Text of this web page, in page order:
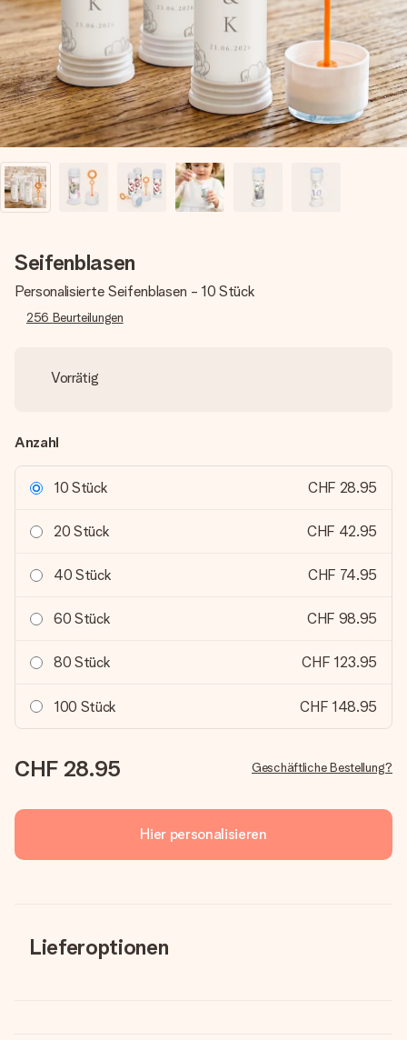
Erstelle etwas Einzigartiges in wenigen Schritten – mit
ihrem Namen, deinem Foto oder einer Nachricht von
Herzen. Kein Stress, nur pure Liebe für den perfekten
Moment.
Seifenblasen
Personalisierte Seifenblasen - 10 Stück
256 Beurteilungen
Vorrätig
Anzahl
10 Stück CHF 28.95
20 Stück CHF 42.95
40 Stück CHF 74.95
60 Stück CHF 98.95
80 Stück CHF 123.95
100 Stück CHF 148.95
CHF 28.95 Geschäftliche Bestellung?
Hier personalisieren
Lieferoptionen